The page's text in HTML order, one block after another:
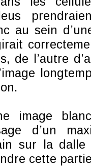
au sein
de l’autre
image
d’un
sur la
cette